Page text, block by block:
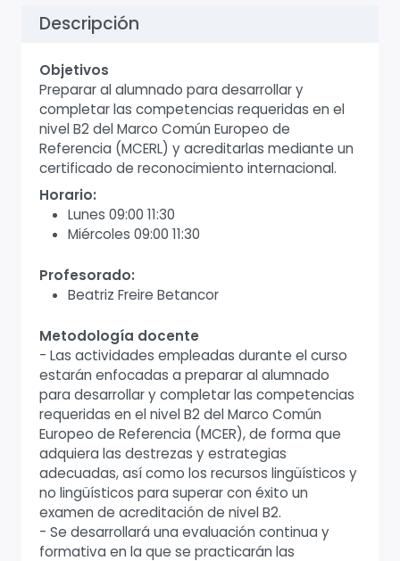
Descripción
Objetivos
Preparar al alumnado para desarrollar y
completar las competencias requeridas en el
nivel B2 del Marco Común Europeo de
Referencia (MCERL) y acreditarlas mediante un
certificado de reconocimiento internacional.
Horario:
Lunes 09:00 11:30
Miércoles 09:00 11:30
Profesorado:
Beatriz Freire Betancor
Metodología docente
- Las actividades empleadas durante el curso
estarán enfocadas a preparar al alumnado
para desarrollar y completar las competencias
requeridas en el nivel B2 del Marco Común
Europeo de Referencia (MCER), de forma que
adquiera las destrezas y estrategias
adecuadas, así como los recursos lingüísticos y
no lingüísticos para superar con éxito un
examen de acreditación de nivel B2.
- Se desarrollará una evaluación continua y
formativa en la que se practicarán las